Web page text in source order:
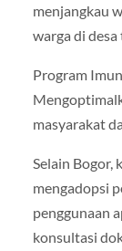
menjangkau
warga di
Program
masyarakat
Selain Bogor,
mengadopsi
penggunaan
konsultasi